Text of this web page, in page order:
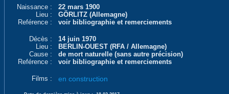
Naissance :
22 mars 1900
Lieu :
GÖRLITZ (Allemagne)
Reférence :
voir bibliographie et remerciements
Décès :
14 juin 1970
Lieu :
BERLIN-OUEST (RFA / Allemagne)
Cause :
de mort naturelle (sans autre précision)
Reférence :
voir bibliographie et remerciements
Films : en construction